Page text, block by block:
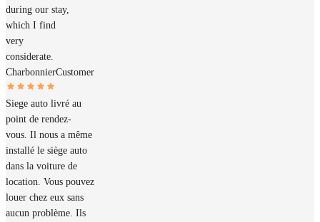
during our stay,
which I find
very
considerate.
CharbonnierCustomer
Siege auto livré au
point de rendez-
vous. Il nous a même
installé le siège auto
dans la voiture de
location. Vous pouvez
louer chez eux sans
aucun problème. Ils